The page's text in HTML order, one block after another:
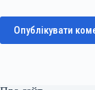
Опублікувати